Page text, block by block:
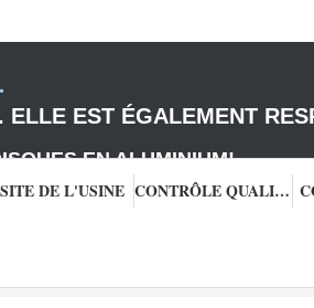
EST ÉGALEMENT
EN ALUMINIUM!
DE L'USINE CONTRÔLE QUALITÉ